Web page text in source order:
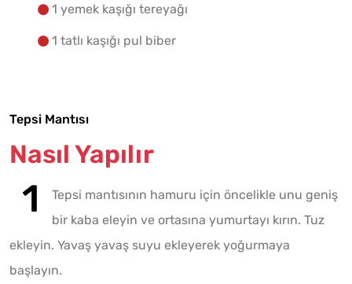
1 yemek kaşığı tereyağı
1 tatlı kaşığı pul biber
Tepsi Mantısı
Nasıl Yapılır
Tepsi mantısının hamuru için öncelikle unu geniş
bir kaba eleyin ve ortasına yumurtayı kırın. Tuz
ekleyin. Yavaş yavaş suyu ekleyerek yoğurmaya
başlayın.